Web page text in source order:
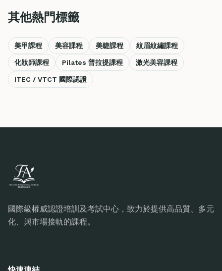
其他熱門標籤
美甲課程 美容課程 美睫課程 紋眉紋繡課程
化妝師課程 Pilates 普拉提課程 激光美容課程
ITEC / VTCT 國際認證
國際級權威認證培訓及考試中心，致力於提供高品質、多元
化、與市場接軌的課程。